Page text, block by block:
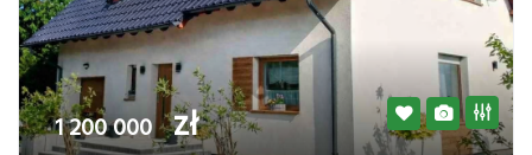
1 200 000 zł